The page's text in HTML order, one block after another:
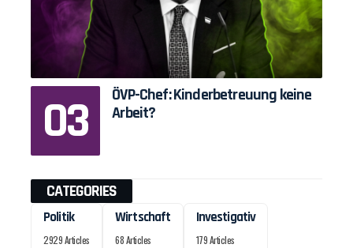
ÖVP-Chef: Kinderbetreuung keine
Arbeit?
CATEGORIES
Politik
2929 Articles
Wirtschaft
68 Articles
Investigativ
179 Articles